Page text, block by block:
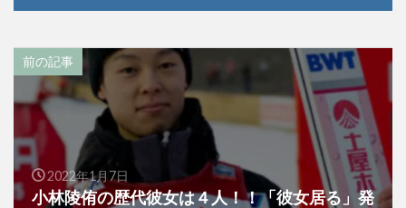
前の記事
2022年1月7日
小林陵侑の歴代彼女は４人！！「彼女居る」発